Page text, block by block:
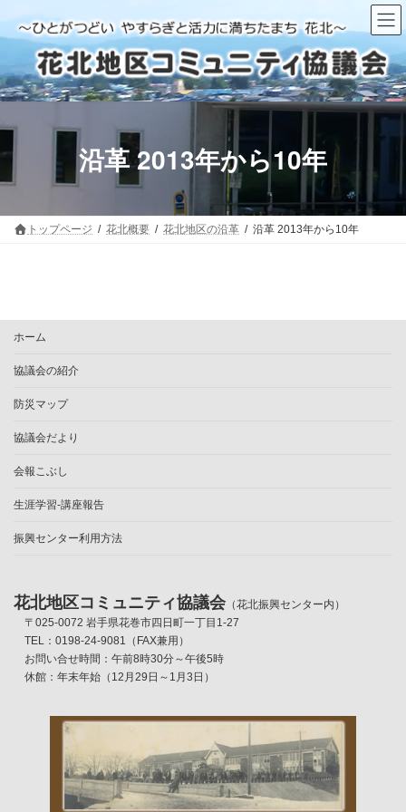
テ
ツ
へ
ス
プ
ゲ
シ
ョ
ン
動
沿革 2013年から10年
トップページ 花北概要 花北地区の沿革 沿革 2013年から10年
ホーム
協議会の紹介
防災マップ
協議会だより
会報こぶし
生涯学習-講座報告
振興センター利用方法
花北地区コミュニティ協議会（花北振興センター内）
〒025-0072 岩手県花巻市四日町一丁目1-27
TEL：0198-24-9081（FAX兼用）
お問い合せ時間：午前8時30分～午後5時
休館：年末年始（12月29日～1月3日）